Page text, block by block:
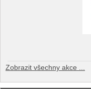
Zobrazit všechny akce ...